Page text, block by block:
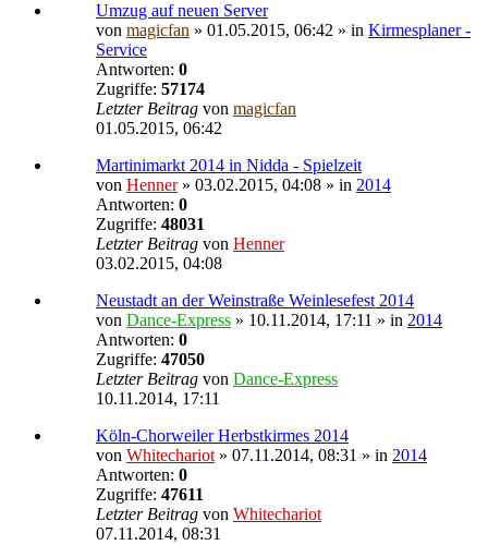
Umzug auf neuen Server
von magicfan » 01.05.2015, 06:42 » in Kirmesplaner -
Service
Antworten: 0
Zugriffe: 57174
Letzter Beitrag von magicfan
01.05.2015, 06:42
Martinimarkt 2014 in Nidda - Spielzeit
von Henner» 03.02.2015, 04:08 » in 2014
Antworten: 0
Zugriffe: 48031
Letzter Beitrag von Henner
03.02.2015, 04:08
Neustadt an der Weinstraße Weinlesefest 2014
von Dance-Express » 10.11.2014, 17:11 » in 2014
Antworten: 0
Zugriffe: 47050
Letzter Beitrag von Dance-Express
10.11.2014, 17:11
Köln-Chorweiler Herbstkirmes 2014
von Whitechariot » 07.11.2014, 08:31 » in 2014
Antworten: 0
Zugriffe: 47611
Letzter Beitrag von Whitechariot
07.11.2014, 08:31